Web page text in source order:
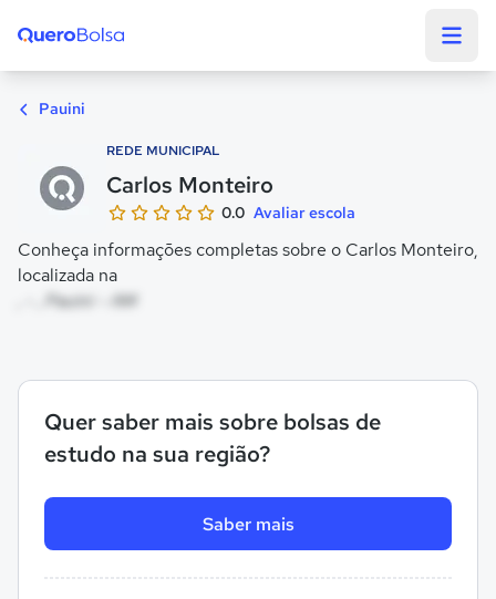
Pauini
REDE MUNICIPAL
Carlos Monteiro
0.0 Avaliar escola
Conheça informações completas sobre o Carlos Monteiro,
localizada na
, - , Pauini - AM
Quer saber mais sobre bolsas de
estudo na sua região?
Saber mais